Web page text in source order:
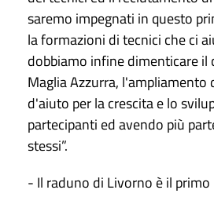
saremo impegnati in questo
la formazioni di tecnici che ci
dobbiamo infine dimenticare il
Maglia Azzurra,
d'aiuto per la crescita e lo
partecipanti ed avendo più
stessi”.
- Il raduno di Livorno è il